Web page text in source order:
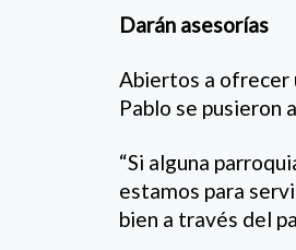
Darán asesorías
Abiertos a ofrecer
Pablo se pusieron
“Si alguna
estamos para
bien a través del